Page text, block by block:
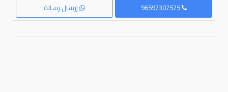
إرسال رسالة 96597307575